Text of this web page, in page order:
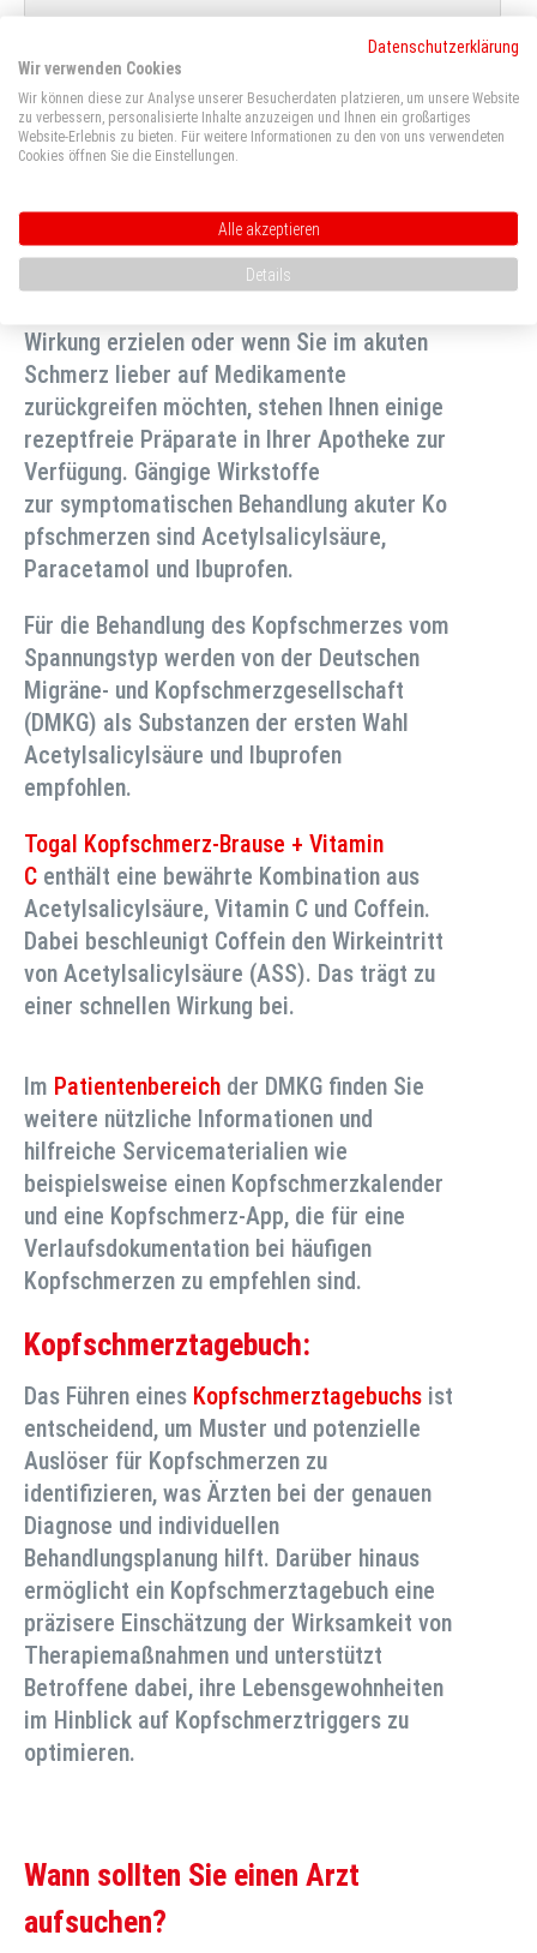
Medikamentöse Behandlung
Wenn Hausmittel gegen
Wirkung erzielen oder wenn Sie im akuten
Schmerz lieber auf Medikamente
zurückgreifen möchten, stehen Ihnen einige
rezeptfreie Präparate in Ihrer Apotheke zur
Verfügung. Gängige Wirkstoffe
zur symptomatischen Behandlung akuter Ko
pfschmerzen sind Acetylsalicylsäure,
Paracetamol und Ibuprofen.
Für die Behandlung des Kopfschmerzes vom
Spannungstyp werden von der Deutschen
Migräne- und Kopfschmerzgesellschaft
(DMKG) als Substanzen der ersten Wahl
Acetylsalicylsäure und Ibuprofen
empfohlen.
Togal Kopfschmerz-Brause + Vitamin
C enthält eine bewährte Kombination aus
Acetylsalicylsäure, Vitamin C und Coffein.
Dabei beschleunigt Coffein den Wirkeintritt
von Acetylsalicylsäure (ASS). Das trägt zu
einer schnellen Wirkung bei.
Im Patientenbereich der DMKG finden Sie
weitere nützliche Informationen und
hilfreiche Servicematerialien wie
beispielsweise einen Kopfschmerzkalender
und eine Kopfschmerz-App, die für eine
Verlaufsdokumentation bei häufigen
Kopfschmerzen zu empfehlen sind.
Kopfschmerztagebuch:
Das Führen eines Kopfschmerztagebuchs ist
entscheidend, um Muster und potenzielle
Auslöser für Kopfschmerzen zu
identifizieren, was Ärzten bei der genauen
Diagnose und individuellen
Behandlungsplanung hilft. Darüber hinaus
ermöglicht ein Kopfschmerztagebuch eine
präzisere Einschätzung der Wirksamkeit von
Therapiemaßnahmen und unterstützt
Betroffene dabei, ihre Lebensgewohnheiten
im Hinblick auf Kopfschmerztriggers zu
optimieren.
Wann sollten Sie einen Arzt
aufsuchen?
Datenschutzerklärung
Wir verwenden Cookies
Wir können diese zur Analyse unserer Besucherdaten platzieren, um unsere Website
zu verbessern, personalisierte Inhalte anzuzeigen und Ihnen ein großartiges
Website-Erlebnis zu bieten. Für weitere Informationen zu den von uns verwendeten
Cookies öffnen Sie die Einstellungen.
Alle akzeptieren
Details